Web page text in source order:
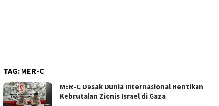
TAG: MER-C
MER-C Desak Dunia Internasional Hentikan
Kebrutalan Zionis Israel di Gaza